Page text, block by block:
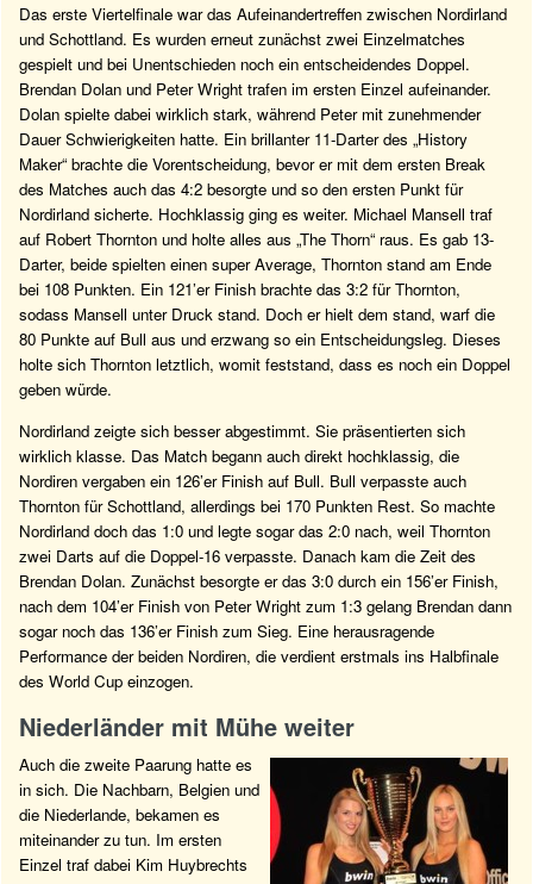
Das erste Viertelfinale war das Aufeinandertreffen zwischen Nordirland
und Schottland. Es wurden erneut zunächst zwei Einzelmatches
gespielt und bei Unentschieden noch ein entscheidendes Doppel.
Brendan Dolan und Peter Wright trafen im ersten Einzel aufeinander.
Dolan spielte dabei wirklich stark, während Peter mit zunehmender
Dauer Schwierigkeiten hatte. Ein brillanter 11-Darter des „History
Maker“ brachte die Vorentscheidung, bevor er mit dem ersten Break
des Matches auch das 4:2 besorgte und so den ersten Punkt für
Nordirland sicherte. Hochklassig ging es weiter. Michael Mansell traf
auf Robert Thornton und holte alles aus „The Thorn“ raus. Es gab 13-
Darter, beide spielten einen super Average, Thornton stand am Ende
bei 108 Punkten. Ein 121’er Finish brachte das 3:2 für Thornton,
sodass Mansell unter Druck stand. Doch er hielt dem stand, warf die
80 Punkte auf Bull aus und erzwang so ein Entscheidungsleg. Dieses
holte sich Thornton letztlich, womit feststand, dass es noch ein Doppel
geben würde.
Nordirland zeigte sich besser abgestimmt. Sie präsentierten sich
wirklich klasse. Das Match begann auch direkt hochklassig, die
Nordiren vergaben ein 126’er Finish auf Bull. Bull verpasste auch
Thornton für Schottland, allerdings bei 170 Punkten Rest. So machte
Nordirland doch das 1:0 und legte sogar das 2:0 nach, weil Thornton
zwei Darts auf die Doppel-16 verpasste. Danach kam die Zeit des
Brendan Dolan. Zunächst besorgte er das 3:0 durch ein 156’er Finish,
nach dem 104’er Finish von Peter Wright zum 1:3 gelang Brendan dann
sogar noch das 136’er Finish zum Sieg. Eine herausragende
Performance der beiden Nordiren, die verdient erstmals ins Halbfinale
des World Cup einzogen.
Niederländer mit Mühe weiter
Auch die zweite Paarung hatte es
in sich. Die Nachbarn, Belgien und
die Niederlande, bekamen es
miteinander zu tun. Im ersten
Einzel traf dabei Kim Huybrechts